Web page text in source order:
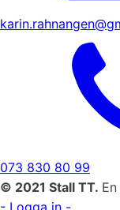
073 830 80 99
© 2021 Stall TT.
- Logga in -